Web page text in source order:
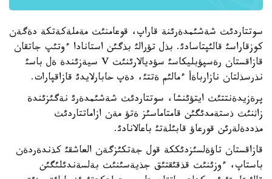
سوتتاردئث شةشئمدةرئنة قاراپ، قوعامنئث مةملةكةتكة دةگةن
كوزقاراسئ قالئپتاسادئ. بذل تؤرالئ بذگئن استانادا ءوتئپ جاتقان
قازاقستان رةسپؤبليكاسئ سؤديالارئنئث V سيةزئندة ةل باسئ
نذرسذلتان نازارباةأ ءمالئم ةتتئ، دةپ حابارلايدئ قازاقپارات.
پرةزيدةنتتئث ايتؤئنشا، سوتتاردئث شةشئمدةرئ نةگئزئندة
زاثنئث ذستةمدئگئن قامتاماسئز ةتؤ مةن ازاماتتاردئث
مذددةلةرئن قورعاؤ قابئلةتئ باعالانادئ.
قازاقستان تاؤةلسئزدئككة قول جةتكئزگةن العاشقئ كذندةردةن
باستاپ، ءوزئنئث قذقئقتئق جذيةسئنئث بةلسةندئلئگئن